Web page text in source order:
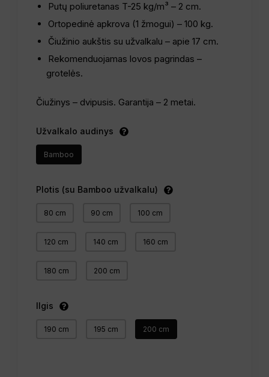
Putų poliuretanas T-25 kg/m³ – 2 cm.
Ortopedinė apkrova (1 žmogui) – 100 kg.
Čiužinio aukštis su užvalkalu – apie 17 cm.
Rekomenduojamas lovos pagrindas –
grotelės.
Čiužinys – dvipusis. Garantija – 2 metai.
Užvalkalo audinys
Bamboo
Plotis (su Bamboo užvalkalu)
80 cm 90 cm 100 cm
120 cm 140 cm 160 cm
180 cm 200 cm
Ilgis
190 cm 195 cm 200 cm